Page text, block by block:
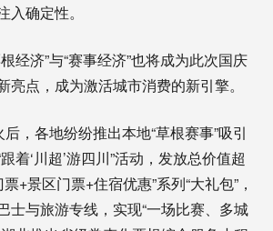
确定性。
经济”与“赛事经济”也将成为此次国庆
亮点，成为激活城市消费的新引擎。
后，各地纷纷推出本地“草根赛事”吸引
着‘川超’游四川”活动，发放总价值超
+景区门票+住宿优惠”系列“大礼包”，
士与旅游专线，实现“一场比赛、多城